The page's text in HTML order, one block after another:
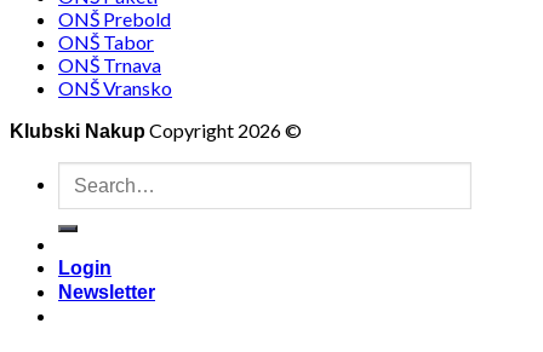
ONŠ Prebold
ONŠ Tabor
ONŠ Trnava
ONŠ Vransko
Klubski NakupCopyright 2026 ©
for:
Login
Newsletter